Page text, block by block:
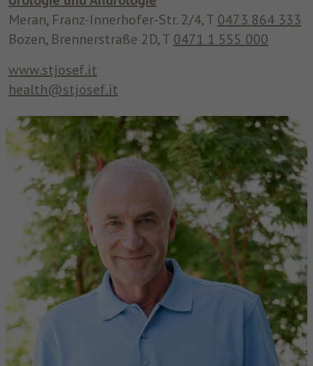
Meran, Franz-Innerhofer-Str. 2/4, T 0473 864 333
Bozen, Brennerstraße 2D, T 0471 1 555 000
www.stjosef.it
health@stjosef.it